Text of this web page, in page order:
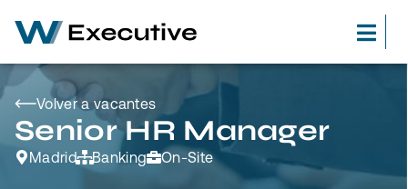
Volver a vacantes
Senior HR Manager
Madrid Banking On-Site